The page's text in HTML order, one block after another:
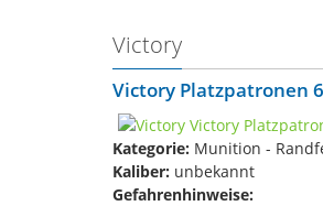
Victory
Victory Platzpatronen
Kategorie: Munition -
Kaliber: unbekannt
Gefahrenhinweise: